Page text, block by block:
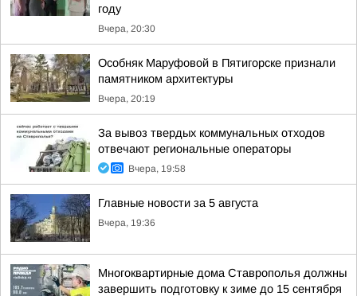
году
Вчера, 20:30
Особняк Маруфовой в Пятигорске признали
памятником архитектуры
Вчера, 20:19
За вывоз твердых коммунальных отходов
отвечают региональные операторы
Вчера, 19:58
Главные новости за 5 августа
Вчера, 19:36
Многоквартирные дома Ставрополья должны
завершить подготовку к зиме до 15 сентября